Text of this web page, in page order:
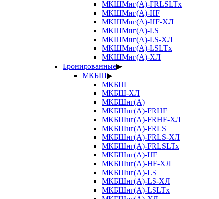
МКШМнг(А)-FRLSLTx
МКШМнг(А)-HF
МКШМнг(А)-HF-ХЛ
МКШМнг(А)-LS
МКШМнг(А)-LS-ХЛ
МКШМнг(А)-LSLTx
МКШМнг(А)-ХЛ
Бронированные▶
МКБШ▶
МКБШ
МКБШ-ХЛ
МКБШнг(А)
МКБШнг(А)-FRHF
МКБШнг(А)-FRHF-ХЛ
МКБШнг(А)-FRLS
МКБШнг(А)-FRLS-ХЛ
МКБШнг(А)-FRLSLTx
МКБШнг(А)-HF
МКБШнг(А)-HF-ХЛ
МКБШнг(А)-LS
МКБШнг(А)-LS-ХЛ
МКБШнг(А)-LSLTx